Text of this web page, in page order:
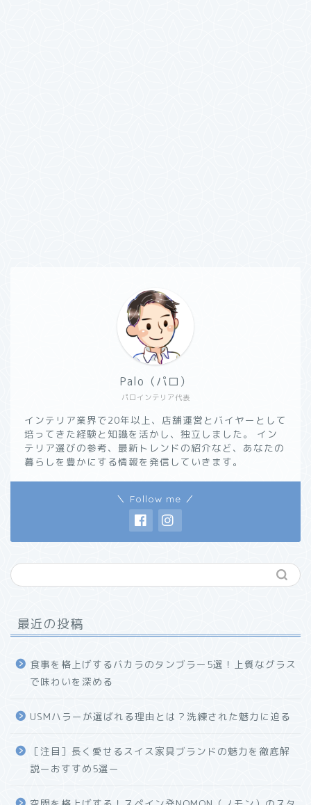
パロインテリア代表
Palo（パロ）
インテリア業界で20年以上、店舗運営とバイヤーとして
培ってきた経験と知識を活かし、独立しました。 イン
テリア選びの参考、最新トレンドの紹介など、あなたの
暮らしを豊かにする情報を発信していきます。
＼ Follow me ／
最近の投稿
食事を格上げするバカラのタンブラー5選！上質なグラス
で味わいを深める
USMハラーが選ばれる理由とは？洗練された魅力に迫る
［注目］長く愛せるスイス家具ブランドの魅力を徹底解
説ーおすすめ5選ー
ホーム